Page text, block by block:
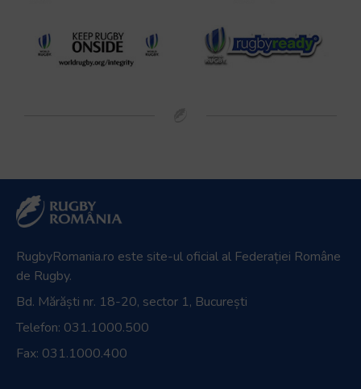
RugbyRomania.ro este site-ul oficial al Federației Române
de Rugby.
Bd. Mărăști nr. 18-20, sector 1, București
Telefon: 031.1000.500
Fax: 031.1000.400